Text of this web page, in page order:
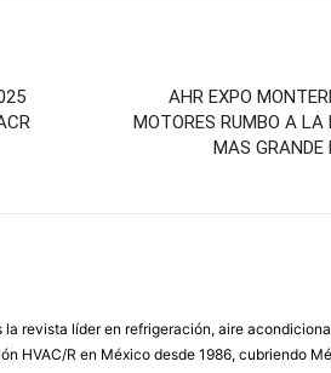
AHR EXPO
MOTORES RUMBO A LA
MAS GRANDE
la revista líder en refrigeración, aire
HVAC/R en México desde 1986, cubriendo